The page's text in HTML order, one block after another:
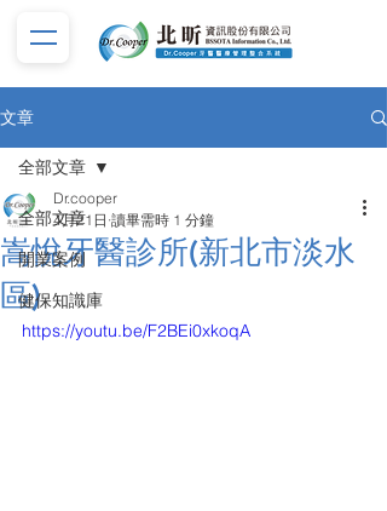
文章
全部文章
開業案例
健保知識庫
全部文章
嵩悅牙醫診所(新北市淡水
區)
Dr.cooper
4月21日 讀畢需時 1 分鐘
https://youtu.be/F2BEi0xkoqA